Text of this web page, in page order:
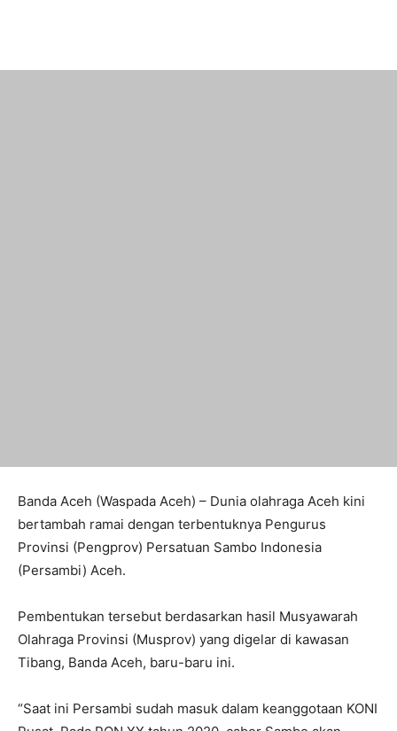
Banda Aceh (Waspada Aceh) – Dunia olahraga Aceh kini
bertambah ramai dengan terbentuknya Pengurus
Provinsi (Pengprov) Persatuan Sambo Indonesia
(Persambi) Aceh.
Pembentukan tersebut berdasarkan hasil Musyawarah
Olahraga Provinsi (Musprov) yang digelar di kawasan
Tibang, Banda Aceh, baru-baru ini.
“Saat ini Persambi sudah masuk dalam keanggotaan KONI